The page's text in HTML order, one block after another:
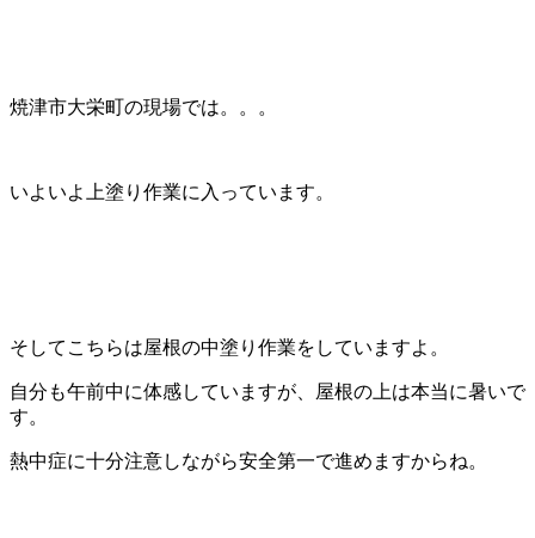
焼津市大栄町の現場では。。。
いよいよ上塗り作業に入っています。
そしてこちらは屋根の中塗り作業をしていますよ。
自分も午前中に体感していますが、屋根の上は本当に暑いで
す。
熱中症に十分注意しながら安全第一で進めますからね。